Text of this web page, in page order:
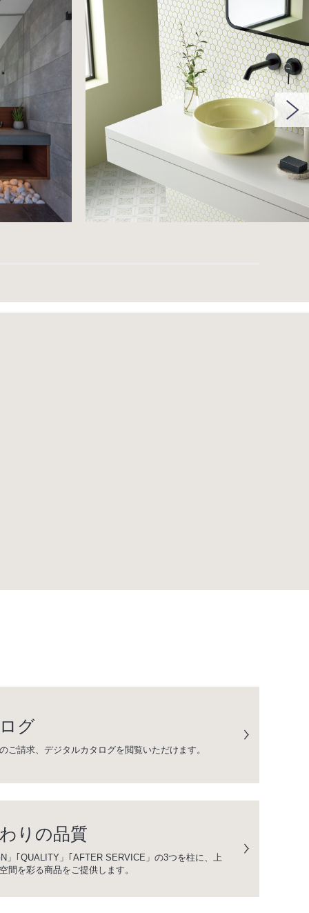
グ
ご請求、デジタルカタログを閲覧いただけます。
りの品質
」｢QUALITY」｢AFTER SERVICE」の3つを柱に、上
間を彩る商品をご提供します。